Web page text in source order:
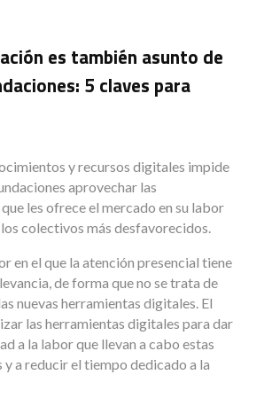
es también asunto de
5 claves para
y recursos digitales impide
aprovechar las
les ofrece el mercado en su labor
colectivos más desfavorecidos.
en el que la atención presencial tiene
de forma que no se trata de
nuevas herramientas digitales. El
las herramientas digitales para dar
a la labor que llevan a cabo estas
a reducir el tiempo dedicado a la